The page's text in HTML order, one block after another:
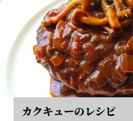
カクキューのレシピ